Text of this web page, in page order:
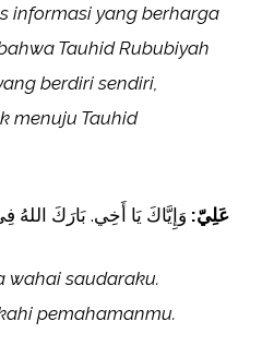
informasi yang berharga
Tauhid Rububiyah
berdiri sendiri,
menuju Tauhid
عَلِيّ: وَإِيَّاكَ يَا أَخِي. بَارَكَ اللهُ
wahai saudaraku.
pemahamanmu.